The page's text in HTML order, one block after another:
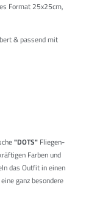
Format 25x25cm,
& passend mit
"DOTS" Fliegen-
Farben und
das Outfit in einen
ganz besondere